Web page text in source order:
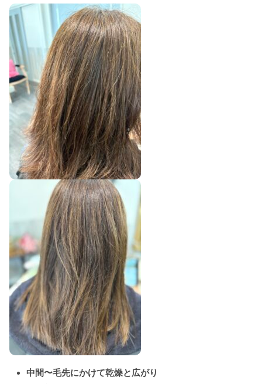
中間〜毛先にかけて乾燥と広がり